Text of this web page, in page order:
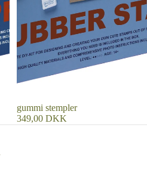
gummi stempler
349,00 DKK